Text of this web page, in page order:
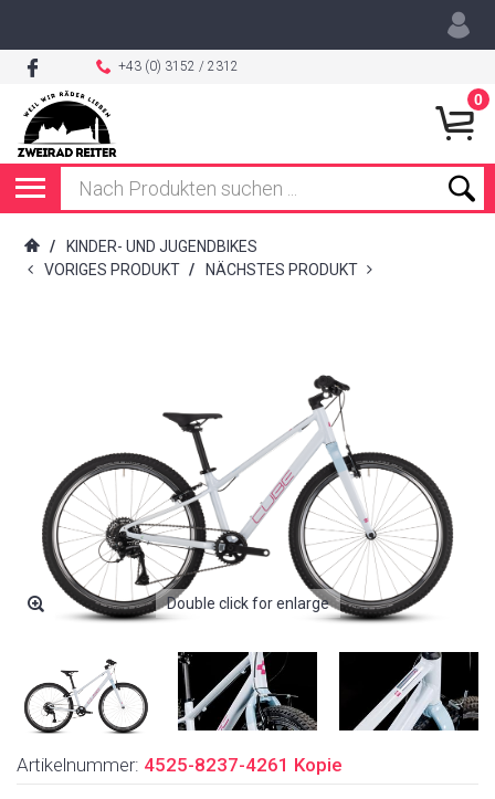
+43 (0) 3152 / 2312
0
/
KINDER- UND JUGENDBIKES
VORIGES PRODUKT / NÄCHSTES PRODUKT
Double click for enlarge
Artikelnummer: 4525-8237-4261 Kopie